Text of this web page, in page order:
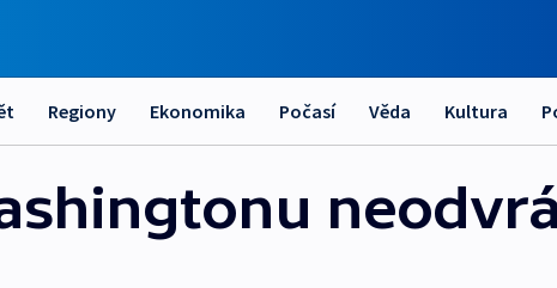
Regiony Ekonomika Počasí Věda Kultura